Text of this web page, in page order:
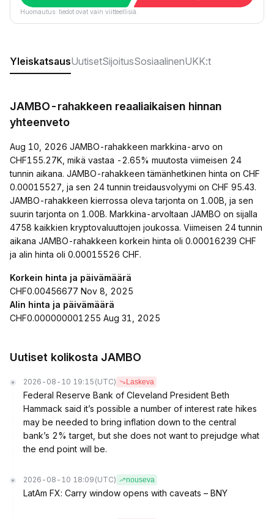
Huomautus: tiedot ovat vain viitteellisiä.
YleiskatsausUutisetSijoitusSosiaalinenUKK:t
JAMBO-rahakkeen reaaliaikaisen hinnan
yhteenveto
Aug 10, 2026 JAMBO-rahakkeen markkina-arvo on
CHF155.27K, mikä vastaa -2.65% muutosta viimeisen 24
tunnin aikana. JAMBO-rahakkeen tämänhetkinen hinta on CHF
0.00015527, ja sen 24 tunnin treidausvolyymi on CHF 95.43.
JAMBO-rahakkeen kierrossa oleva tarjonta on 1.00B, ja sen
suurin tarjonta on 1.00B. Markkina-arvoltaan JAMBO on sijalla
4758 kaikkien kryptovaluuttojen joukossa. Viimeisen 24 tunnin
aikana JAMBO-rahakkeen korkein hinta oli 0.00016239 CHF
ja alin hinta oli 0.00015526 CHF.
Korkein hinta ja päivämäärä
CHF0.00456677 Nov 8, 2025
Alin hinta ja päivämäärä
CHF0.000000001255 Aug 31, 2025
Uutiset kolikosta JAMBO
2026-08-10 19:15 (UTC) Laskeva
Federal Reserve Bank of Cleveland President Beth
Hammack said it’s possible a number of interest rate hikes
may be needed to bring inflation down to the central
bank’s 2% target, but she does not want to prejudge what
the end point will be.
2026-08-10 18:09 (UTC) nouseva
LatAm FX: Carry window opens with caveats – BNY